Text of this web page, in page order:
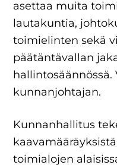
asettaa muita
lautakuntia,
toimielinten sekä
päätäntävallan
kunnanjohtajan.
Kunnanhallitus
toimialojen